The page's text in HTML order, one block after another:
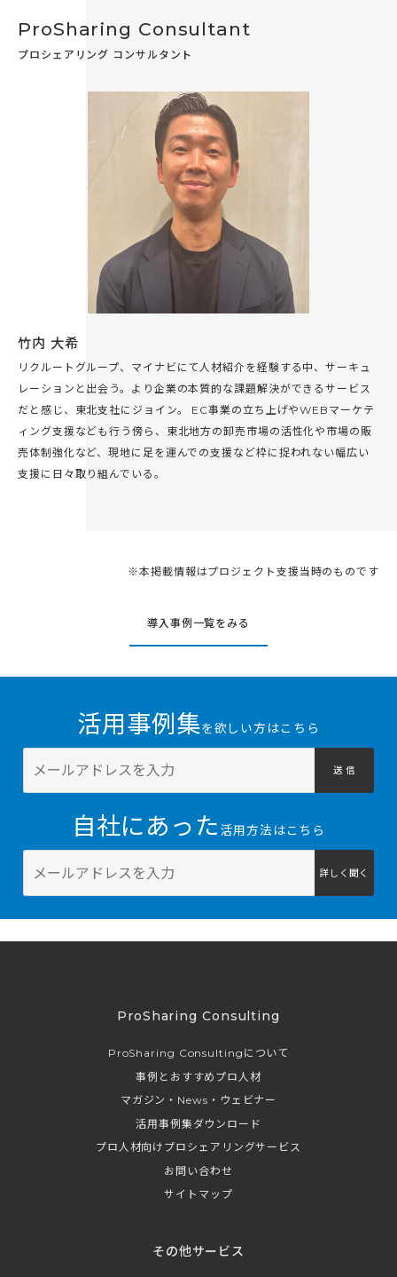
ProSharing Consultant
プロシェアリング コンサルタント
竹内 大希
リクルートグループ、マイナビにて人材紹介を経験する中、サーキュ
レーションと出会う。より企業の本質的な課題解決ができるサービス
だと感じ、東北支社にジョイン。 EC事業の立ち上げやWEBマーケテ
ィング支援なども行う傍ら、東北地方の卸売市場の活性化や市場の販
売体制強化など、現地に足を運んでの支援など枠に捉われない幅広い
支援に日々取り組んでいる。
※本掲載情報はプロジェクト支援当時のものです
導入事例一覧をみる
活用事例集を欲しい方はこちら
送 信
自社にあった 活用方法はこちら
詳しく聞く
ProSharing Consulting
ProSharing Consultingについて
事例とおすすめプロ人材
マガジン・News・ウェビナー
活用事例集ダウンロード
プロ人材向けプロシェアリングサービス
お問い合わせ
サイトマップ
その他サービス